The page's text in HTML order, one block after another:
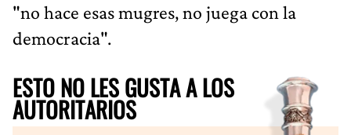
"no hace esas mugres, no juega con la
democracia".
ESTO NO LES GUSTA A LOS
AUTORITARIOS